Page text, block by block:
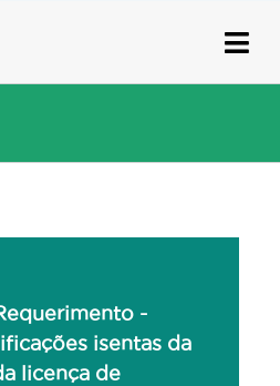
-
isentas da
licença de